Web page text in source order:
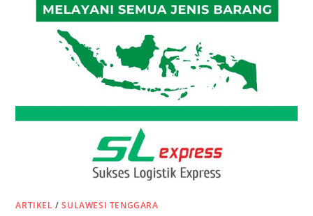
ARTIKEL /SULAWESI TENGGARA